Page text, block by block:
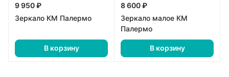
9 950 ₽
Зеркало КМ Палермо
В корзину
8 600 ₽
Зеркало малое КМ
Палермо
В корзину